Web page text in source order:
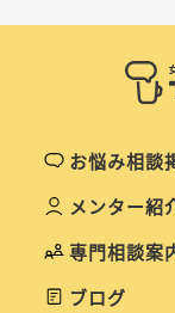
お悩み相談
メンター紹
専門相談案
ブログ